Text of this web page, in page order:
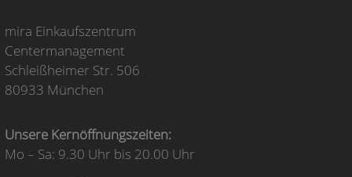
mira Einkaufszentrum
Centermanagement
Schleißheimer Str. 506
80933 München
Unsere Kernöffnungszeiten:
Mo – Sa: 9.30 Uhr bis 20.00 Uhr